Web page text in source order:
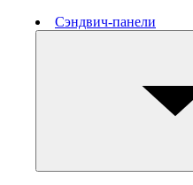
Сэндвич-панели